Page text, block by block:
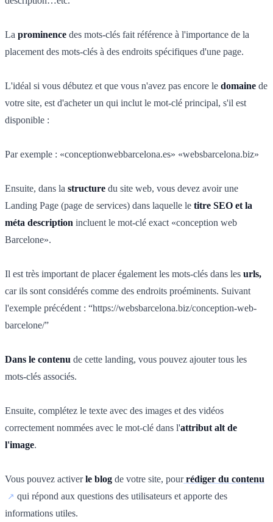
La prominence des mots-clés fait référence à l'importance de la
placement des mots-clés à des endroits spécifiques d'une page.
L'idéal si vous débutez et que vous n'avez pas encore le domaine de
votre site, est d'acheter un qui inclut le mot-clé principal, s'il est
disponible :
Par exemple : «conceptionwebbarcelona.es» «websbarcelona.biz»
Ensuite, dans la structure du site web, vous devez avoir une
Landing Page (page de services) dans laquelle le titre SEO et la
méta description incluent le mot-clé exact «conception web
Barcelone».
Il est très important de placer également les mots-clés dans les urls,
car ils sont considérés comme des endroits proéminents. Suivant
l'exemple précédent : “https://websbarcelona.biz/conception-web-
barcelone/”
Dans le contenu de cette landing, vous pouvez ajouter tous les
mots-clés associés.
Ensuite, complétez le texte avec des images et des vidéos
correctement nommées avec le mot-clé dans l'attribut alt de
l'image.
Vous pouvez activerle blog de votre site, pour rédiger du contenu
qui répond aux questions des utilisateurs et apporte des
informations utiles.